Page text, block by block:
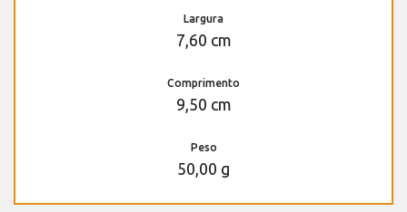
Largura
7,60 cm
Comprimento
9,50 cm
Peso
50,00 g